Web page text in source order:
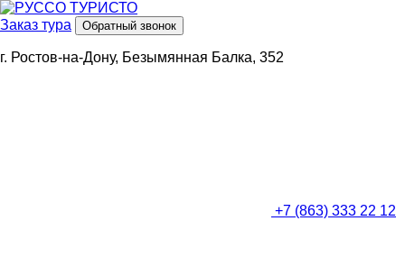
Заказ тура Обратный звонок
г. Ростов-на-Дону, Безымянная Балка, 352
+7 (863) 333 22 12